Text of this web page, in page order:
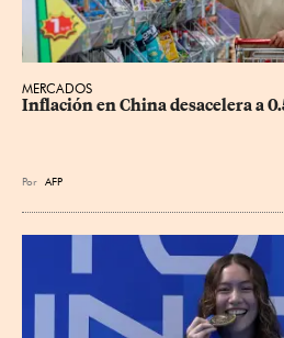
MERCADOS
Inflación en China desacelera a
Por AFP